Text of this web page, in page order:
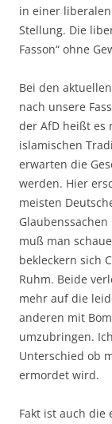
in einer
Stellung. Die
Fasson“ ohne
Bei den
nach unsere
der AfD heißt es
islamischen
erwarten die
werden. Hier
meisten
muß man
bekleckern sich
Ruhm. Beide
mehr auf die
anderen mit
umzubringen.
Unterschied ob
ermordet wird.
Fakt ist auch